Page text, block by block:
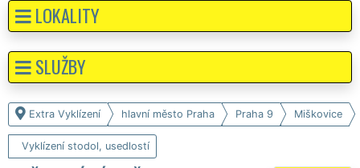
Extra Vyklízení hlavní město Praha Praha 9 Miškovice
Vyklízení stodol, usedlostí
LOKALITY
SLUŽBY